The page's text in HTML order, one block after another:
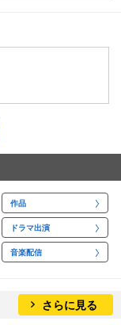
作品
ドラマ出演
音楽配信
さらに見る